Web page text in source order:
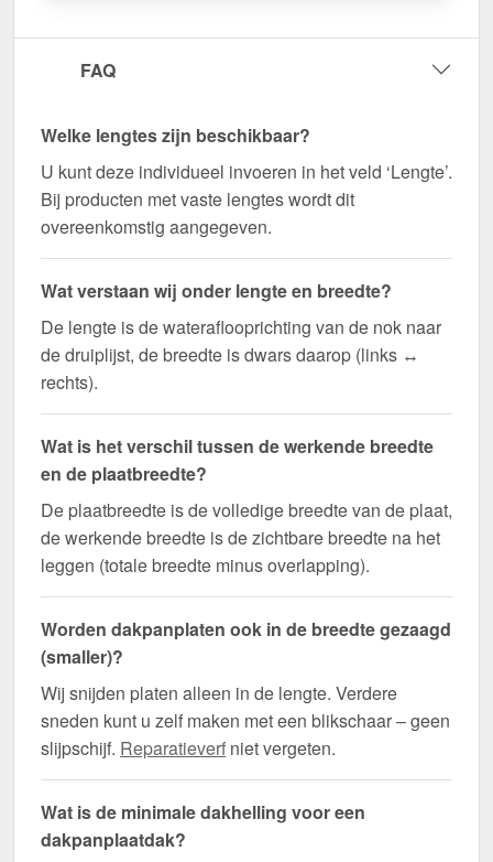
FAQ
Welke lengtes zijn beschikbaar?
U kunt deze individueel invoeren in het veld ‘Lengte’.
Bij producten met vaste lengtes wordt dit
overeenkomstig aangegeven.
Wat verstaan wij onder lengte en breedte?
De lengte is de wateraflooprichting van de nok naar
de druiplijst, de breedte is dwars daarop (links ↔
rechts).
Wat is het verschil tussen de werkende breedte
en de plaatbreedte?
De plaatbreedte is de volledige breedte van de plaat,
de werkende breedte is de zichtbare breedte na het
leggen (totale breedte minus overlapping).
Worden dakpanplaten ook in de breedte gezaagd
(smaller)?
Wij snijden platen alleen in de lengte. Verdere
sneden kunt u zelf maken met een blikschaar – geen
slijpschijf. Reparatieverf niet vergeten.
Wat is de minimale dakhelling voor een
dakpanplaatdak?